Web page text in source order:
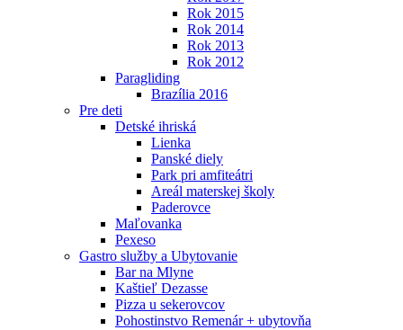
Rok 2015
Rok 2014
Rok 2013
Rok 2012
Paragliding
Brazília 2016
Pre deti
Detské ihriská
Lienka
Panské diely
Park pri amfiteátri
Areál materskej školy
Paderovce
Maľovanka
Pexeso
Gastro služby a Ubytovanie
Bar na Mlyne
Kaštieľ Dezasse
Pizza u sekerovcov
Pohostinstvo Remenár + ubytovňa